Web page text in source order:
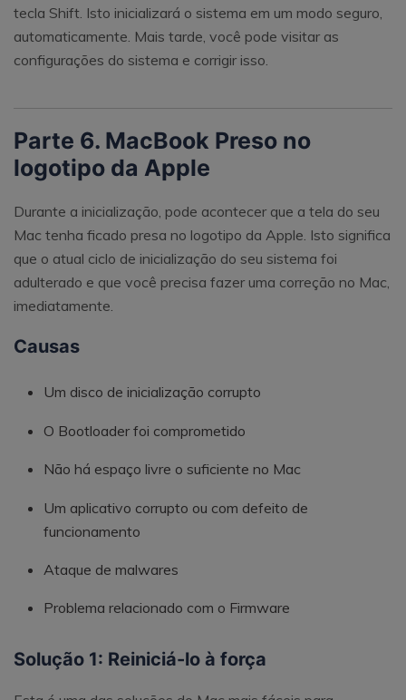
tecla Shift. Isto inicializará o sistema em um modo seguro,
automaticamente. Mais tarde, você pode visitar as
configurações do sistema e corrigir isso.
Parte 6. MacBook Preso no
logotipo da Apple
Durante a inicialização, pode acontecer que a tela do seu
Mac tenha ficado presa no logotipo da Apple. Isto significa
que o atual ciclo de inicialização do seu sistema foi
adulterado e que você precisa fazer uma correção no Mac,
imediatamente.
Causas
Um disco de inicialização corrupto
O Bootloader foi comprometido
Não há espaço livre o suficiente no Mac
Um aplicativo corrupto ou com defeito de
funcionamento
Ataque de malwares
Problema relacionado com o Firmware
Solução 1: Reiniciá-lo à força